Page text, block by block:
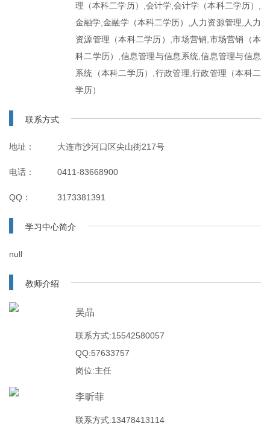
理（本科二学历）,会计学,会计学（本科二学历）,
金融学,金融学（本科二学历）,人力资源管理,人力
资源管理（本科二学历）,市场营销,市场营销（本
科二学历）,信息管理与信息系统,信息管理与信息
系统（本科二学历）,行政管理,行政管理（本科二
学历）
联系方式
地址： 大连市沙河口区尖山街217号
电话： 0411-83668900
QQ： 3173381391
学习中心简介
null
教师介绍
吴晶
联系方式:15542580057
QQ:57633757
岗位:主任
李昕菲
联系方式:13478413114